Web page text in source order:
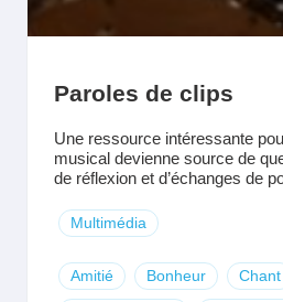
Paroles de clips
Une ressource intéressante
musical devienne source de
de réflexion et d’échanges de
Multimédia
Amitié Bonheur Chant